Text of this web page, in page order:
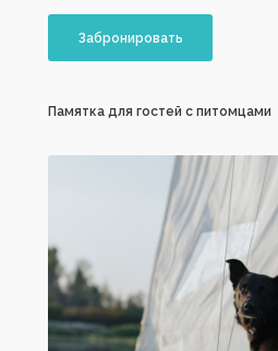
Забронировать
Памятка для гостей с питомцами